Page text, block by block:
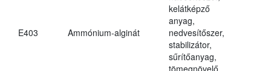
E403 Ammónium-alginát
kelátképző
anyag,
nedvesítőszer,
stabilizátor,
sűrítőanyag,
tömegnövelő